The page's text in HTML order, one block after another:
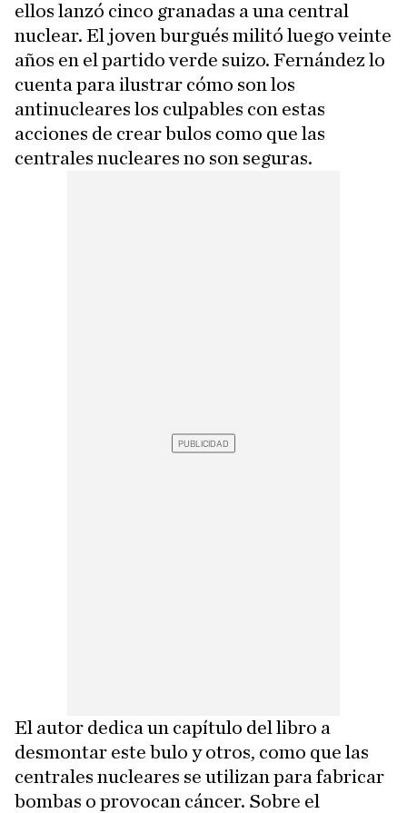
ellos lanzó cinco granadas a una central
nuclear. El joven burgués militó luego veinte
años en el partido verde suizo. Fernández lo
cuenta para ilustrar cómo son los
antinucleares los culpables con estas
acciones de crear bulos como que las
centrales nucleares no son seguras.
El autor dedica un capítulo del libro a
desmontar este bulo y otros, como que las
centrales nucleares se utilizan para fabricar
bombas o provocan cáncer. Sobre el